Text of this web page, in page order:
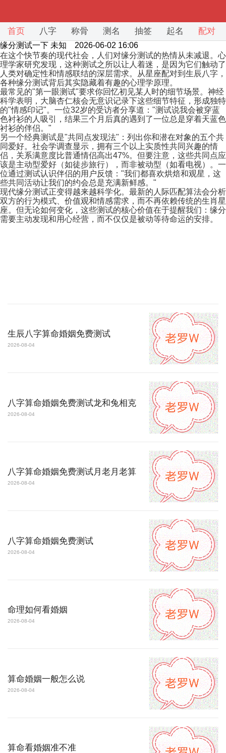
首页 八字 称骨 测名 抽签 起名 配对
缘分测试一下 未知 2026-06-02 16:06
在这个快节奏的现代社会，人们对缘分测试的热情从未减退。心
理学家研究发现，这种测试之所以让人着迷，是因为它们触动了
人类对确定性和情感联结的深层需求。从星座配对到生辰八字，
各种缘分测试背后其实隐藏着有趣的心理学原理。
最常见的"第一眼测试"要求你回忆初见某人时的细节场景。神经
科学表明，大脑杏仁核会无意识记录下这些细节特征，形成独特
的"情感印记"。一位32岁的受访者分享道："测试说我会被穿蓝
色衬衫的人吸引，结果三个月后真的遇到了一位总是穿着天蓝色
衬衫的伴侣。"
另一个经典测试是"共同点发现法"：列出你和潜在对象的五个共
同爱好。社会学调查显示，拥有三个以上实质性共同兴趣的情
侣，关系满意度比普通情侣高出47%。但要注意，这些共同点应
该是主动型爱好（如徒步旅行），而非被动型（如看电视）。一
位通过测试认识伴侣的用户反馈："我们都喜欢烘焙和观星，这
些共同活动让我们的约会总是充满新鲜感。"
现代缘分测试正变得越来越科学化。最新的人际匹配算法会分析
双方的行为模式、价值观和情感需求，而不再依赖传统的生肖星
座。但无论如何变化，这些测试的核心价值在于提醒我们：缘分
需要主动发现和用心经营，而不仅仅是被动等待命运的安排。
生辰八字算命婚姻免费测试
2026-08-04
八字算命婚姻免费测试龙和兔相克
2026-08-04
八字算命婚姻免费测试月老月老算
2026-08-04
八字算命婚姻免费测试
2026-08-04
命理如何看婚姻
2026-08-04
算命婚姻一般怎么说
2026-08-04
算命看婚姻准不准